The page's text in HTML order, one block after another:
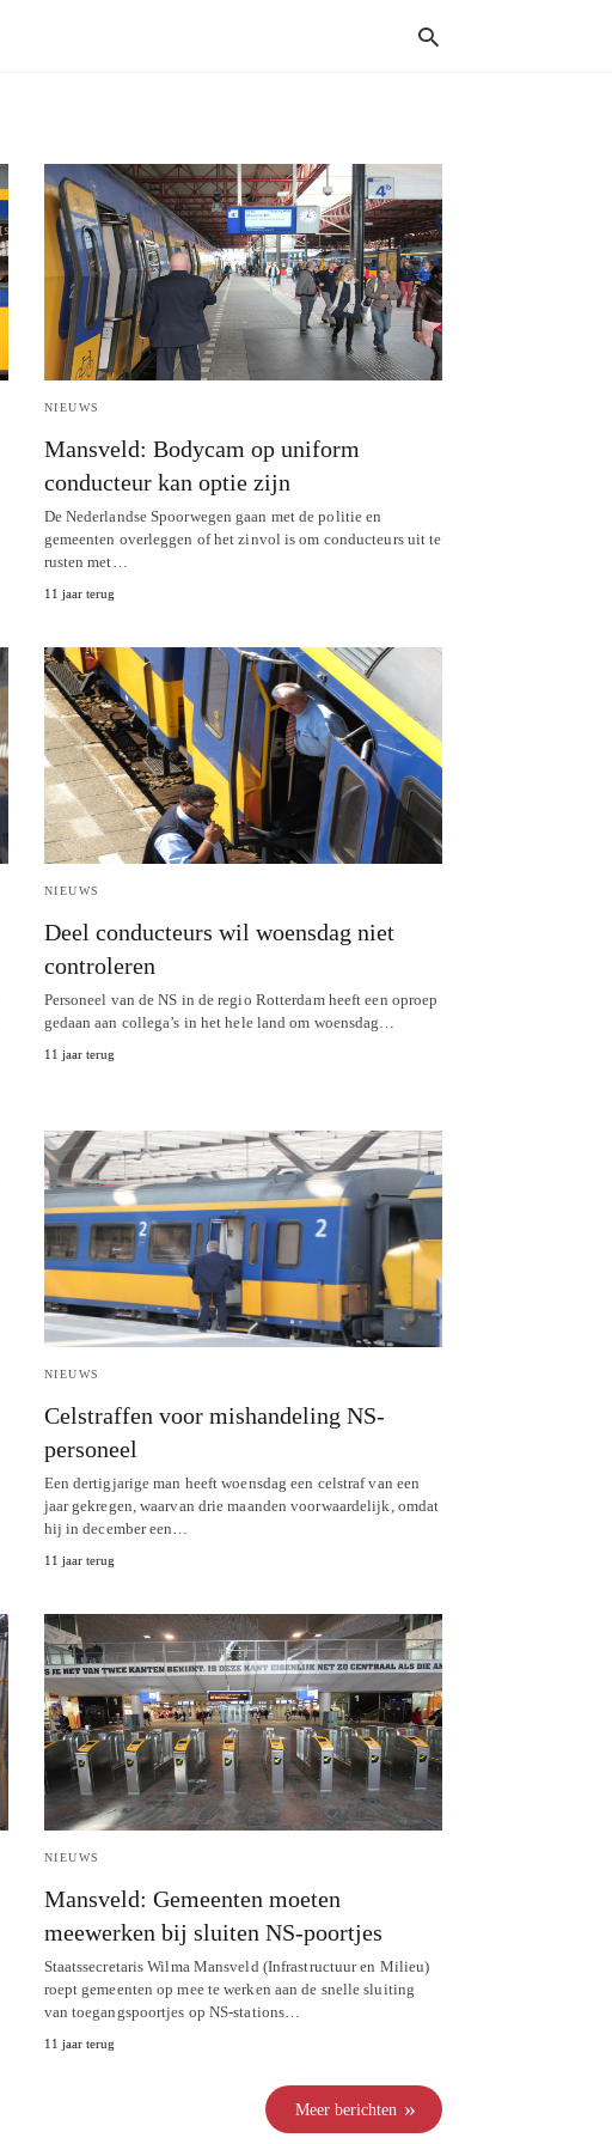
NIEUWS
Mansveld: Bodycam op uniform
conducteur kan optie zijn
De Nederlandse Spoorwegen gaan met de politie en
gemeenten overleggen of het zinvol is om conducteurs uit te
rusten met…
11 jaar terug
NIEUWS
Deel conducteurs wil woensdag niet
controleren
Personeel van de NS in de regio Rotterdam heeft een oproep
gedaan aan collega’s in het hele land om woensdag…
11 jaar terug
NIEUWS
Celstraffen voor mishandeling NS-
personeel
Een dertigjarige man heeft woensdag een celstraf van een
jaar gekregen, waarvan drie maanden voorwaardelijk, omdat
hij in december een…
11 jaar terug
NIEUWS
Mansveld: Gemeenten moeten
meewerken bij sluiten NS-poortjes
Staatssecretaris Wilma Mansveld (Infrastructuur en Milieu)
roept gemeenten op mee te werken aan de snelle sluiting
van toegangspoortjes op NS-stations…
11 jaar terug
Meer berichten